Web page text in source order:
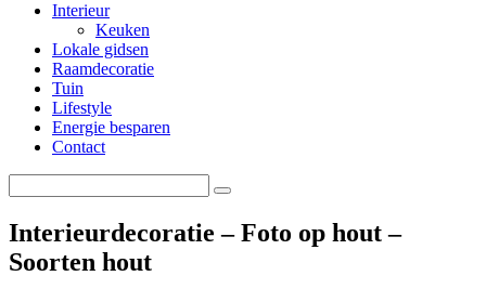
Interieur
Keuken
Lokale gidsen
Raamdecoratie
Tuin
Lifestyle
Energie besparen
Contact
Interieurdecoratie – Foto op hout –
Soorten hout